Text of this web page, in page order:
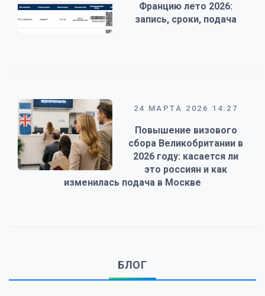
Францию лето 2026:
запись, сроки, подача
24 МАРТА 2026 14:27
Повышение визового
сбора Великобритании в
2026 году: касается ли
это россиян и как
изменилась подача в Москве
БЛОГ